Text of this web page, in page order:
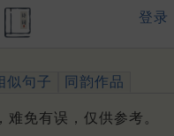
登录
似句子 同韵作品
免有误，仅供参考。